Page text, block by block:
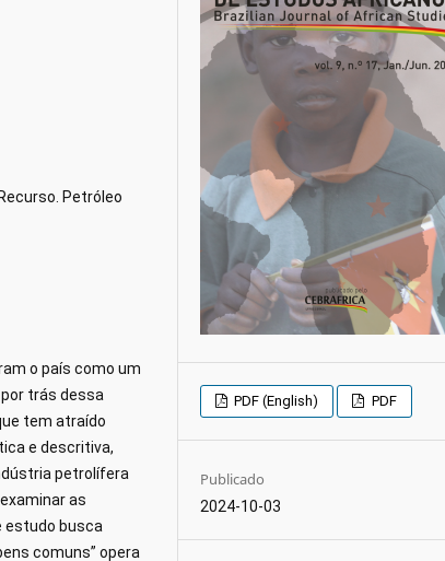
Petróleo
o país como um
trás dessa
tem atraído
e descritiva,
petrolífera
as
estudo busca
comuns” opera
PDF (English) PDF
Publicado
2024-10-03